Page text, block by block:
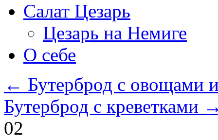
Салат Цезарь
Цезарь на Немиге
О себе
← Бутерброд с овощами
Бутерброд с креветками
02